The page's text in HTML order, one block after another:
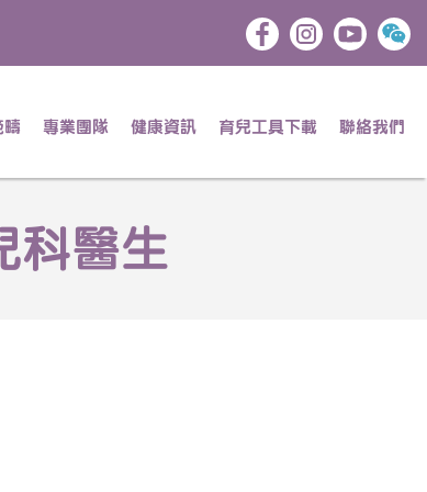
疇 專業團隊 健康資訊 育兒工具下載 聯絡我們
科醫生